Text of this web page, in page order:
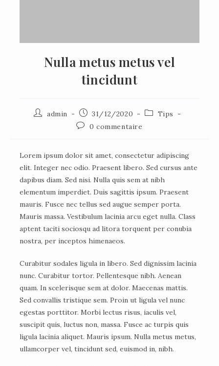
Nulla metus metus vel
tincidunt
admin 31/12/2020
Tips
0 commentaire
Lorem ipsum dolor sit amet, consectetur adipiscing
elit. Integer nec odio. Praesent libero. Sed cursus ante
dapibus diam. Sed nisi. Nulla quis sem at nibh
elementum imperdiet. Duis sagittis ipsum. Praesent
mauris. Fusce nec tellus sed augue semper porta.
Mauris massa. Vestibulum lacinia arcu eget nulla. Class
aptent taciti sociosqu ad litora torquent per conubia
nostra, per inceptos himenaeos.
Curabitur sodales ligula in libero. Sed dignissim lacinia
nunc. Curabitur tortor. Pellentesque nibh. Aenean
quam. In scelerisque sem at dolor. Maecenas mattis.
Sed convallis tristique sem. Proin ut ligula vel nunc
egestas porttitor. Morbi lectus risus, iaculis vel,
suscipit quis, luctus non, massa. Fusce ac turpis quis
ligula lacinia aliquet. Mauris ipsum. Nulla metus metus,
ullamcorper vel, tincidunt sed, euismod in, nibh.